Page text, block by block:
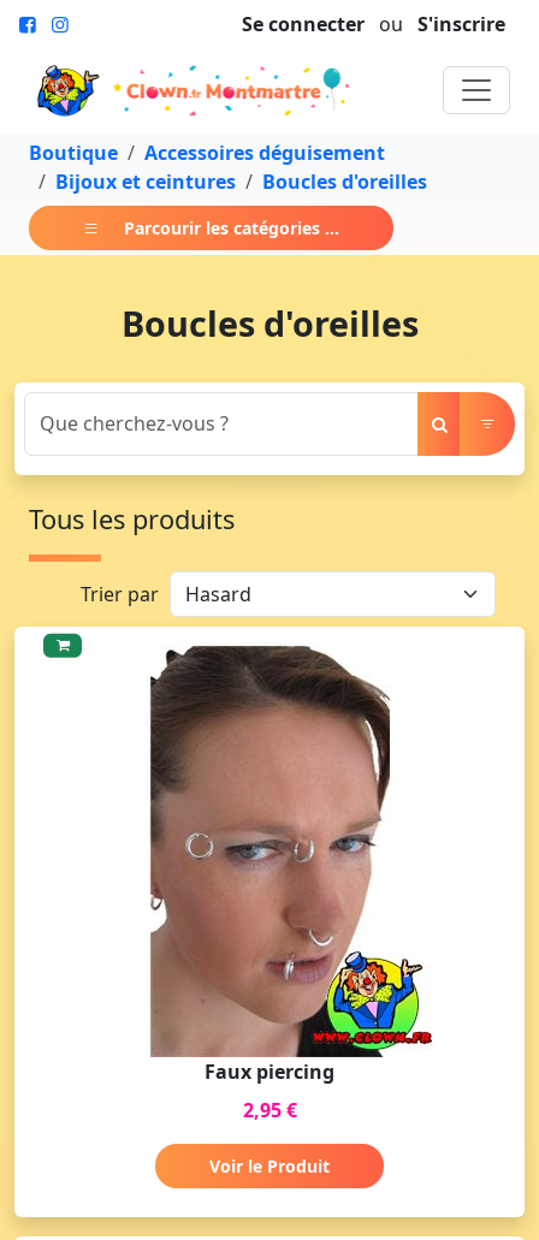
Se connecter ou S'inscrire
Boutique
Accessoires déguisement
Bijoux et ceintures
Boucles d'oreilles
Parcourir les catégories ...
Boucles d'oreilles
Tous les produits
Trier par
Faux piercing
2,95 €
Voir le Produit